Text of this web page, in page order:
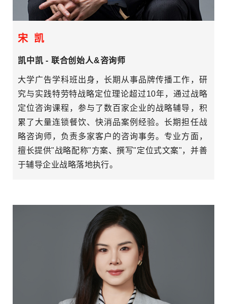
宋 凯
凯中凯 - 联合创始人&咨询师
大学广告学科班出身，长期从事品牌传播工作，研
究与实践特劳特战略定位理论超过10年，通过战略
定位咨询课程，参与了数百家企业的战略辅导，积
累了大量连锁餐饮、快消品案例经验。长期担任战
略咨询师，负责多家客户的咨询事务。专业方面，
擅长提供"战略配称"方案、撰写"定位式文案"，并善
于辅导企业战略落地执行。